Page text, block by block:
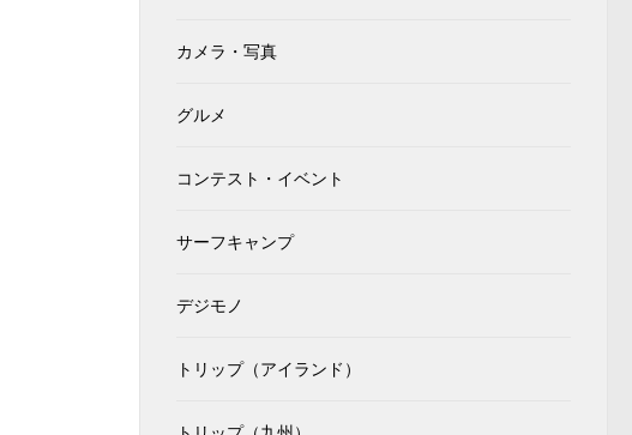
カメラ・写真
グルメ
コンテスト・イベント
サーフキャンプ
デジモノ
トリップ（アイランド）